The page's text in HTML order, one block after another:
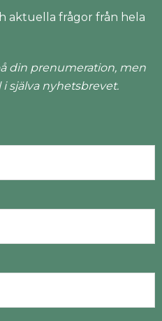
aktuella frågor från hela
din prenumeration, men
själva nyhetsbrevet.